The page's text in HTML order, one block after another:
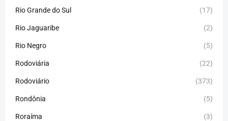
Rio Grande do Sul (17)
Rio Jaguaribe (2)
Rio Negro (5)
Rodoviária (22)
Rodoviário (373)
Rondônia (5)
Roraíma (3)